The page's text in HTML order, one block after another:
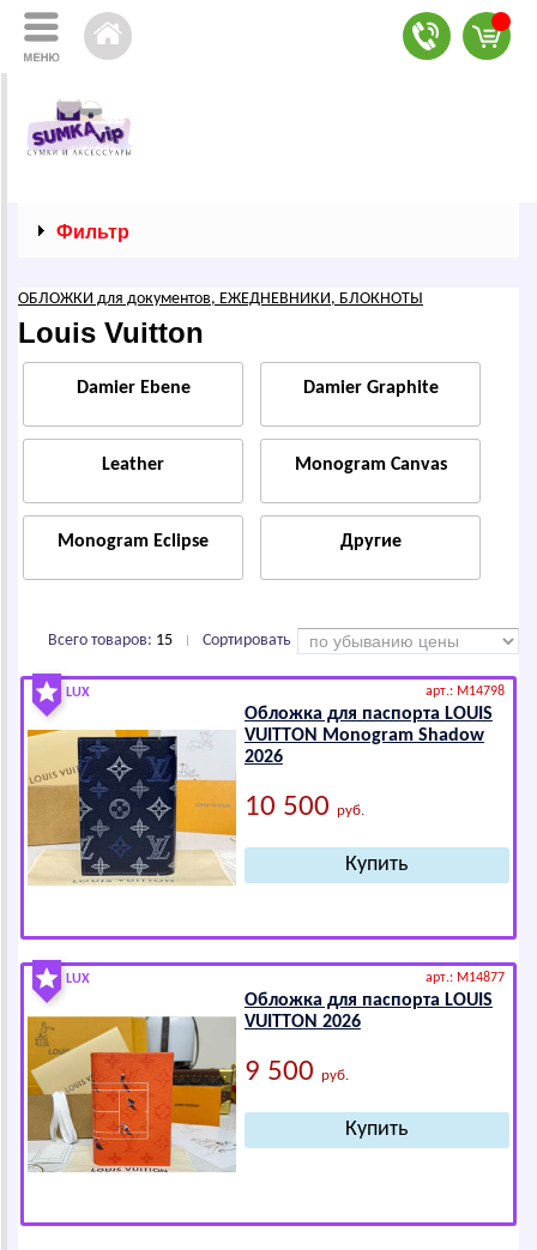
Фильтр
ОБЛОЖКИ для документов, ЕЖЕДНЕВНИКИ, БЛОКНОТЫ
Louis Vuitton
Damier Ebene Damier Graphite
Leather Monogram Canvas
Monogram Eclipse Другие
Всего товаров: 15 Сортировать
LUX арт.: M14798
Обложка для паспорта LОUIS
VUIТТОN Monogram Shadow
2026
10 500 руб.
LUX арт.: M14877
Обложка для паспорта LОUIS
VUIТТОN 2026
9 500 руб.